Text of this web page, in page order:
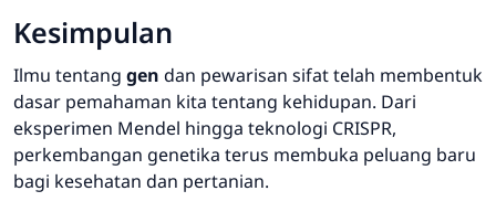
Kesimpulan
Ilmu tentang gen dan pewarisan sifat telah membentuk
dasar pemahaman kita tentang kehidupan. Dari
eksperimen Mendel hingga teknologi CRISPR,
perkembangan genetika terus membuka peluang baru
bagi kesehatan dan pertanian.